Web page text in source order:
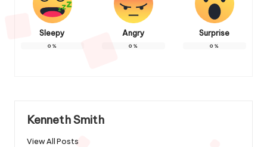
Sleepy
0%
Angry
0%
Surprise
0%
Kenneth Smith
View All Posts